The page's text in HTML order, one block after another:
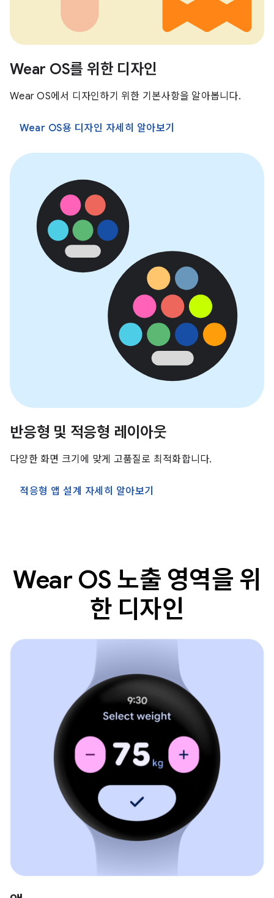
Wear OS를 위한 디자인
Wear OS에서 디자인하기 위한 기본사항을 알아봅니다.
Wear OS용 디자인 자세히 알아보기
반응형 및 적응형 레이아웃
다양한 화면 크기에 맞게 고품질로 최적화합니다.
적응형 앱 설계 자세히 알아보기
Wear OS 노출 영역을 위
한 디자인